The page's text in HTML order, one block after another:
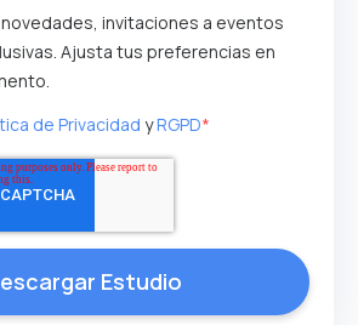
invitaciones a eventos
Ajusta tus preferencias en
de Privacidad yRGPD*